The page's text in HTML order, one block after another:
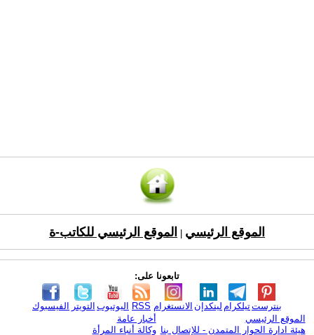
الموقع الرئيسي الموقع الرئيسي للكاتب-ة
تابعونا على:
الفيسبوك التويتر اليوتيوب RSS الانستغرام لينكدإن تيلكرامبنترست
الموقع الرئيسي
هيئة ادارة الحوار المتمدن - للإتصال بنا
أخبار عامة
وكالة أنباء المرأة